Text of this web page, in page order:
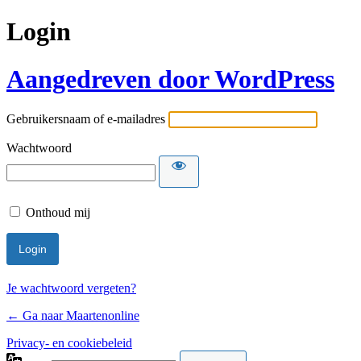
Login
Aangedreven door WordPress
Gebruikersnaam of e-mailadres
Wachtwoord
Onthoud mij
Je wachtwoord vergeten?
← Ga naar Maartenonline
Privacy- en cookiebeleid